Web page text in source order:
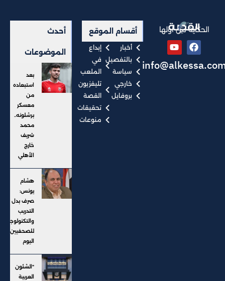
الحكاية من أولها أقسام الموقع
أخبار
بالتفصيل
سياسة
خارجي
بروفايل
إبداع
في
الملعب
تليفزيون
القصة
تحقيقات
منوعات
أحدث
الموضوعات
بعد
استبعاده
من
معسكر
برشلونه..
محمد
شريف
خارج
الأهلي
هشام
يونس:
صرف بدل
التدريب
والتكنولوجيا
للصحفيين
اليوم
"الشئون
العربية